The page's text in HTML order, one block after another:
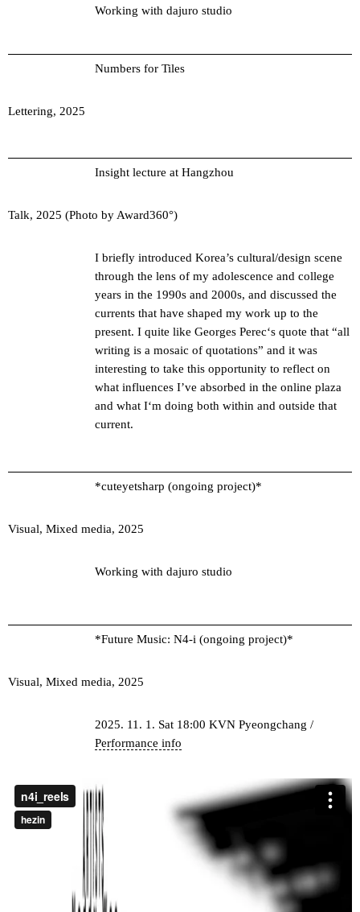
Working with dajuro studio
Numbers for Tiles
Lettering, 2025
Insight lecture at Hangzhou
Talk, 2025 (Photo by Award360°)
I briefly introduced Korea’s cultural/design scene
through the lens of my adolescence and college
years in the 1990s and 2000s, and discussed the
currents that have shaped my work up to the
present. I quite like Georges Perec‘s quote that “all
writing is a mosaic of quotations” and it was
interesting to take this opportunity to reflect on
what influences I’ve absorbed in the online plaza
and what I‘m doing both within and outside that
current.
*cuteyetsharp (ongoing project)*
Visual, Mixed media, 2025
Working with dajuro studio
*Future Music: N4-i (ongoing project)*
Visual, Mixed media, 2025
2025. 11. 1. Sat 18:00 KVN Pyeongchang /
Performance info